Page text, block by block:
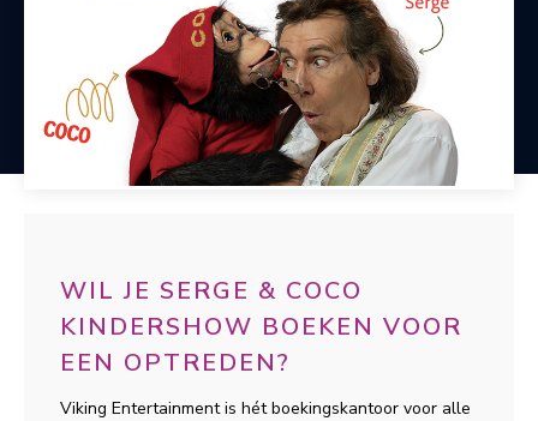
WIL JE SERGE & COCO
KINDERSHOW BOEKEN VOOR
EEN OPTREDEN?
Viking Entertainment is hét boekingskantoor voor alle